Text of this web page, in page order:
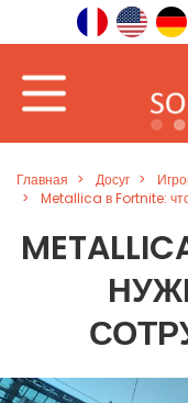
Главная Досуг
Metallica в Fortnite: